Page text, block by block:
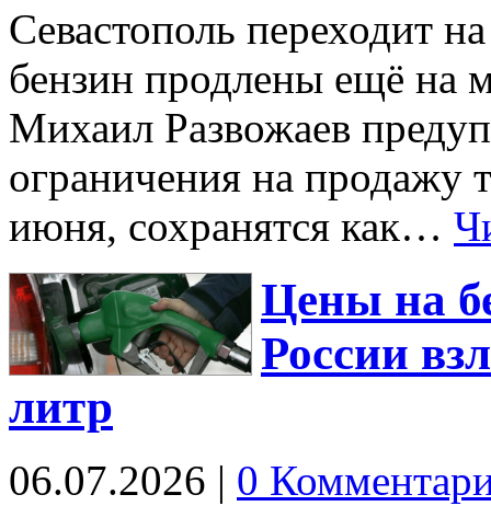
Севастополь переходит
бензин продлены ещё на
Михаил Развожаев
ограничения на продажу
июня, сохранятся как…
Цены на
России
литр
06.07.2026 | 0